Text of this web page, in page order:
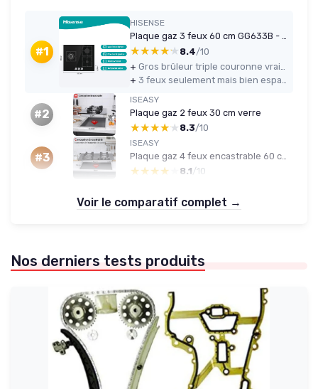
#1
HISENSE
Plaque gaz 3 feux 60 cm GG633B - verre trempé noir, grille fonte
★★★★★
★★★★★ 8.4/10
+
Gros brûleur triple couronne vraiment efficace pour woks, poêles larges et grosses marmites
+
3 feux seulement mais bien espacés, plus pratiques que certaines plaques 4 feux serrées
#2
ISEASY
Plaque gaz 2 feux 30 cm verre
★★★★★
★★★★★ 8.3/10
#3
ISEASY
★★★★★
★★★★★ 8.1 /10
Voir le comparatif complet →
Nos derniers tests produits